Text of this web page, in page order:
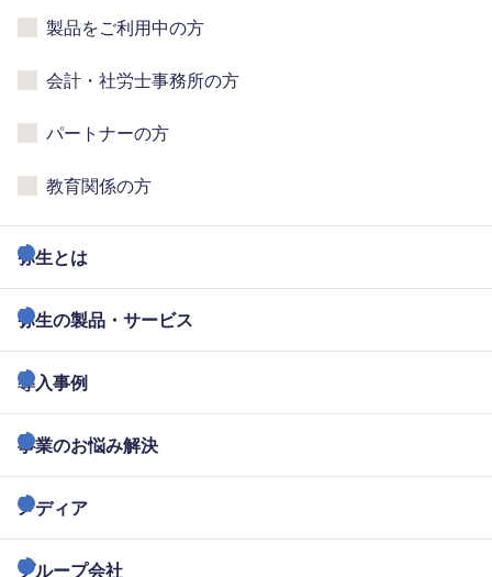
製品をご利用中の方
会計・社労士事務所の方
パートナーの方
教育関係の方
弥生とは
弥生の製品・サービス
導入事例
事業のお悩み解決
メディア
グループ会社